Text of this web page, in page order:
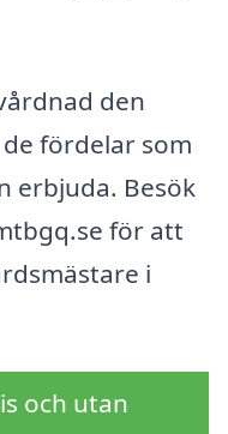
den
fördelar som
erbjuda. Besök
för att
i
och utan